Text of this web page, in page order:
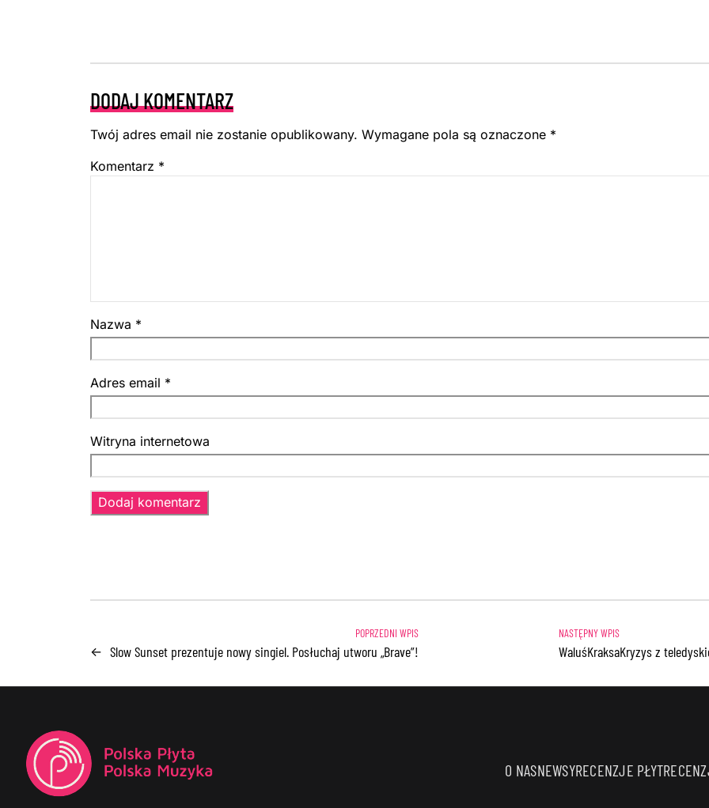
DODAJ KOMENTARZ
Twój adres email nie zostanie opublikowany. Wymagane pola są oznaczone *
Komentarz *
Nazwa *
Adres email *
Witryna internetowa
← Slow Sunset prezentuje nowy singiel. Posłuchaj utworu „Brave”! WaluśKraksaKryzys z
O NASNEWSYRECENZJE PŁYT